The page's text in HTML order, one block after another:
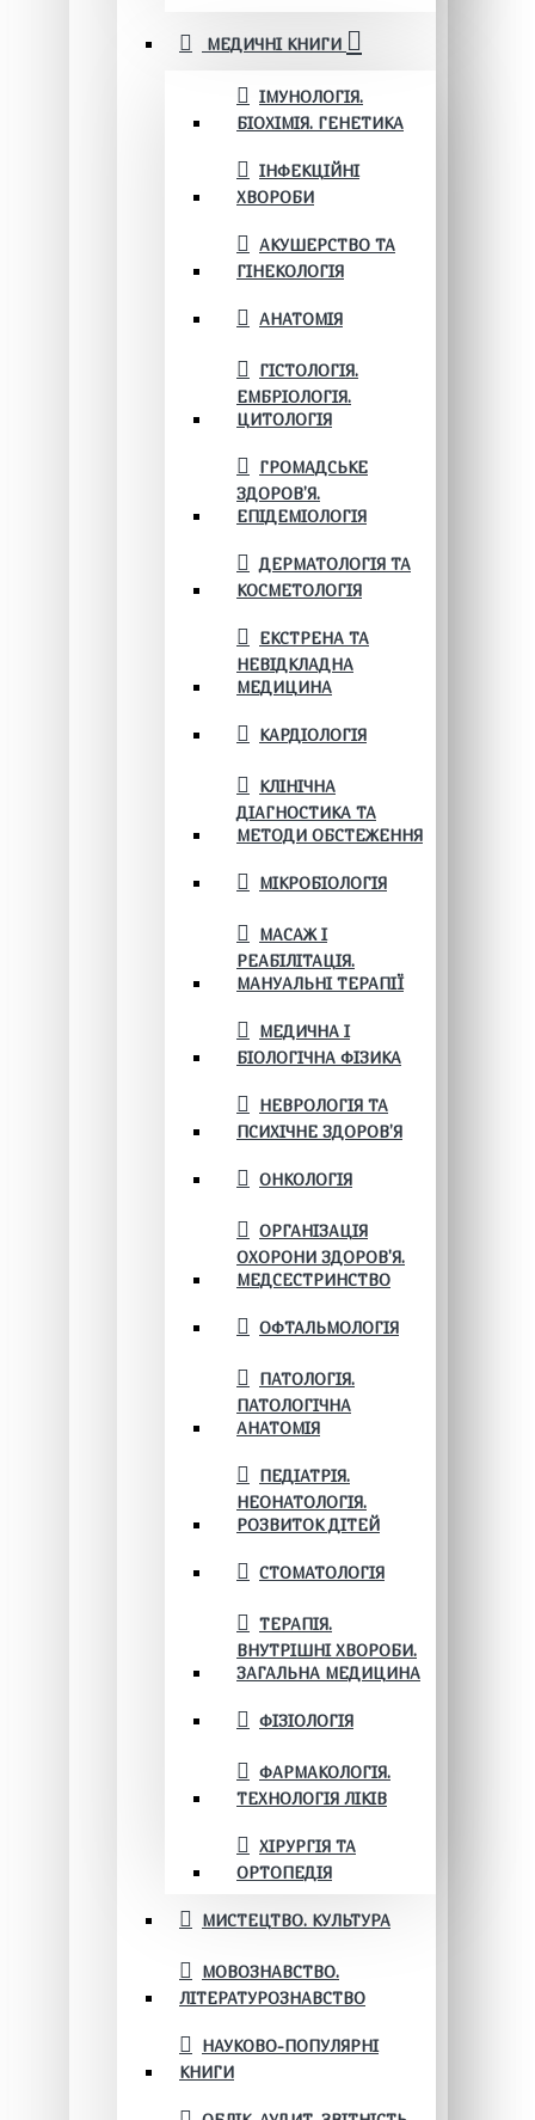
МЕДИЧНІ КНИГИ
ІМУНОЛОГІЯ.
БІОХІМІЯ. ГЕНЕТИКА
ІНФЕКЦІЙНІ
ХВОРОБИ
АКУШЕРСТВО ТА
ГІНЕКОЛОГІЯ
АНАТОМІЯ
ГІСТОЛОГІЯ.
ЕМБРІОЛОГІЯ.
ЦИТОЛОГІЯ
ГРОМАДСЬКЕ
ЗДОРОВ’Я.
ЕПІДЕМІОЛОГІЯ
ДЕРМАТОЛОГІЯ ТА
КОСМЕТОЛОГІЯ
ЕКСТРЕНА ТА
НЕВІДКЛАДНА
МЕДИЦИНА
КАРДІОЛОГІЯ
КЛІНІЧНА
ДІАГНОСТИКА ТА
МЕТОДИ ОБСТЕЖЕННЯ
МІКРОБІОЛОГІЯ
МАСАЖ І
РЕАБІЛІТАЦІЯ.
МАНУАЛЬНІ ТЕРАПІЇ
МЕДИЧНА І
БІОЛОГІЧНА ФІЗИКА
НЕВРОЛОГІЯ ТА
ПСИХІЧНЕ ЗДОРОВ’Я
ОНКОЛОГІЯ
ОРГАНІЗАЦІЯ
ОХОРОНИ ЗДОРОВ'Я.
МЕДСЕСТРИНСТВО
ОФТАЛЬМОЛОГІЯ
ПАТОЛОГІЯ.
ПАТОЛОГІЧНА
АНАТОМІЯ
ПЕДІАТРІЯ.
НЕОНАТОЛОГІЯ.
РОЗВИТОК ДІТЕЙ
СТОМАТОЛОГІЯ
ТЕРАПІЯ.
ВНУТРІШНІ ХВОРОБИ.
ЗАГАЛЬНА МЕДИЦИНА
ФІЗІОЛОГІЯ
ФАРМАКОЛОГІЯ.
ТЕХНОЛОГІЯ ЛІКІВ
ХІРУРГІЯ ТА
ОРТОПЕДІЯ
МИСТЕЦТВО. КУЛЬТУРА
МОВОЗНАВСТВО.
ЛІТЕРАТУРОЗНАВСТВО
НАУКОВО-ПОПУЛЯРНІ
КНИГИ